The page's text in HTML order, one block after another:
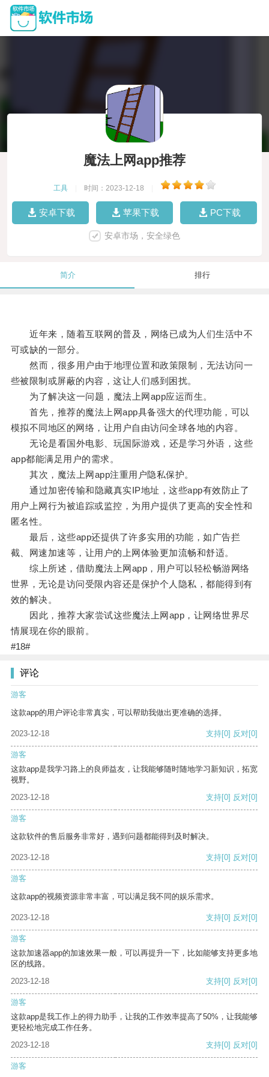
魔法上网app推荐
工具 时间：2023-12-18
安卓下载 苹果下载 PC下载
安卓市场，安全绿色
简介 排行
近年来，随着互联网的普及，网络已成为人们生活中不
可或缺的一部分。
然而，很多用户由于地理位置和政策限制，无法访问一
些被限制或屏蔽的内容，这让人们感到困扰。
为了解决这一问题，魔法上网app应运而生。
首先，推荐的魔法上网app具备强大的代理功能，可以
模拟不同地区的网络，让用户自由访问全球各地的内容。
无论是看国外电影、玩国际游戏，还是学习外语，这些
app都能满足用户的需求。
其次，魔法上网app注重用户隐私保护。
通过加密传输和隐藏真实IP地址，这些app有效防止了
用户上网行为被追踪或监控，为用户提供了更高的安全性和
匿名性。
最后，这些app还提供了许多实用的功能，如广告拦
截、网速加速等，让用户的上网体验更加流畅和舒适。
综上所述，借助魔法上网app，用户可以轻松畅游网络
世界，无论是访问受限内容还是保护个人隐私，都能得到有
效的解决。
因此，推荐大家尝试这些魔法上网app，让网络世界尽
情展现在你的眼前。
#18#
评论
游客
这款app的用户评论非常真实，可以帮助我做出更准确的选择。
2023-12-18 支持[0] 反对[0]
游客
这款app是我学习路上的良师益友，让我能够随时随地学习新知识，拓宽
视野。
2023-12-18
支持[0] 反对[0]
游客
这款软件的售后服务非常好，遇到问题都能得到及时解决。
2023-12-18 支持[0] 反对[0]
游客
这款app的视频资源非常丰富，可以满足我不同的娱乐需求。
2023-12-18 支持[0] 反对[0]
游客
这款加速器app的加速效果一般，可以再提升一下，比如能够支持更多地
区的线路。
2023-12-18
支持[0] 反对[0]
游客
这款app是我工作上的得力助手，让我的工作效率提高了50%，让我能够
更轻松地完成工作任务。
2023-12-18
支持[0] 反对[0]
游客